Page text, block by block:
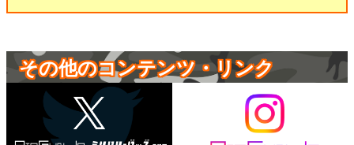
その他のコンテンツ・リンク